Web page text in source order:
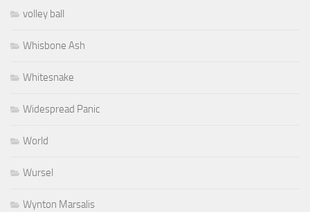
volley ball
Whisbone Ash
Whitesnake
Widespread Panic
World
Wursel
Wynton Marsalis